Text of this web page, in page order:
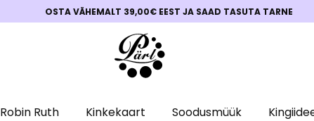
OSTA VÄHEMALT 39,00€ EEST JA SAAD TASUTA TARNE
Robin Ruth Kinkekaart Soodusmüük